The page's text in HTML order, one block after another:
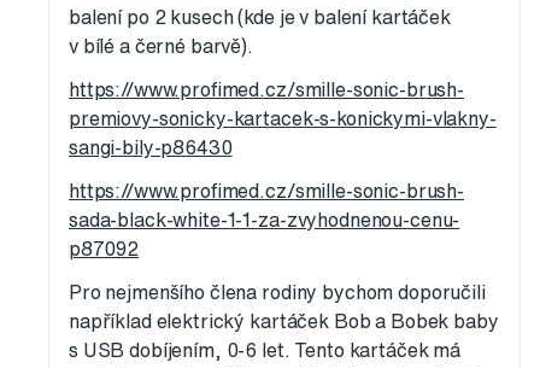
balení po 2 kusech (kde je v balení kartáček
v bílé a černé barvě).
https://www.profimed.cz/smille-sonic-brush-
premiovy-sonicky-kartacek-s-konickymi-vlakny-
sangi-bily-p86430
https://www.profimed.cz/smille-sonic-brush-
sada-black-white-1-1-za-zvyhodnenou-cenu-
p87092
Pro nejmenšího člena rodiny bychom doporučili
například elektrický kartáček Bob a Bobek baby
s USB dobíjením, 0-6 let. Tento kartáček má